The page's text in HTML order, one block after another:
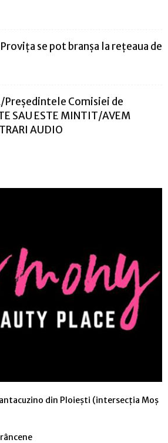
se pot branșa la rețeaua de
Preşedintele Comisiei de
SAU ESTE MINTIT/AVEM
AUDIO
din Ploiești (intersecția Moș